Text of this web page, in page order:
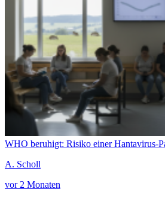
WHO beruhigt: Risiko einer Hantavirus-
A. Scholl
vor 2 Monaten